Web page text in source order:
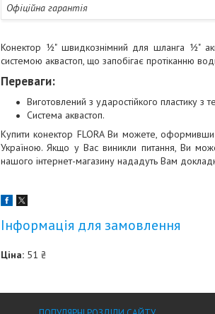
Офіційна гарантія
Конектор 1⁄2" швидкознімний для шланга
системою аквастоп, що запобігає протіканню
Переваги:
Виготовлений з ударостійкого пластику
Система аквастоп.
Купити конектор FLORA Ви можете,
Україною. Якщо у Вас виникли питання, Ви
нашого інтернет-магазину нададуть Вам
Інформація для замовлення
Ціна: 51 ₴